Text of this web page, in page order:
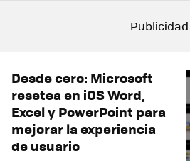
Desde cero: Microsoft
resetea en iOS Word,
Excel y PowerPoint para
mejorar la experiencia
de usuario